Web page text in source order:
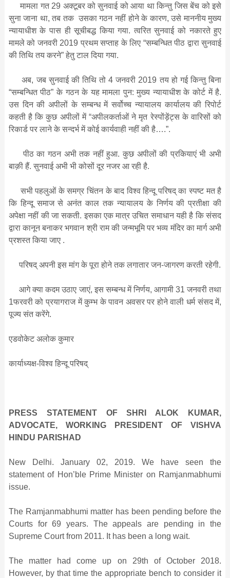
मामला गत 29 अक्टूबर को सुनवाई को आया था किन्तु जिस बेंच को इसे
सुना जाना था, तब तक उसका गठन नहीं होने के कारण, उसे माननीय मुख्य
न्यायाधीश के पास ही सूचीबद्ध किया गया. त्वरित सुनवाई को नकारते हुए
मामले को जनवरी 2019 प्रथम सप्ताह के लिए “सम्बन्धित पीठ द्वारा सुनवाई
की तिथि तय करने” हेतु टाल दिया गया.
अब, जब सुनवाई की तिथि तो 4 जनवरी 2019 तय हो गई किन्तु बिना
“सम्बन्धित पीठ” के गठन के यह मामला पुन: मुख्य न्यायाधीश के कोर्ट में है.
उस दिन की अपीलों के सम्बन्ध में सर्वोच्च न्यायालय कार्यालय की रिपोर्ट
कहती है कि कुछ अपीलों में “अपीलकर्ताओं ने मृत रेस्पोंड़ेंट्स के वारिसों को
रिकार्ड पर लाने के सन्दर्भ में कोई कार्यवाही नहीं की है….”.
पीठ का गठन अभी तक नहीं हुआ. कुछ अपीलों की प्रकियाएं भी अभी
बाक़ी हैं. सुनवाई अभी भी कोसों दूर नजर आ रही है.
सभी पहलुओं के समग्र चिंतन के बाद विश्व हिन्दू परिषद् का स्पष्ट मत है
कि हिन्दू समाज से अनंत काल तक न्यायालय के निर्णय की प्रतीक्षा की
अपेक्षा नहीं की जा सकती. इसका एक मात्र उचित समाधान यही है कि संसद
द्वारा कानून बनाकर भगवान श्री राम की जन्मभूमि पर भव्य मंदिर का मार्ग अभी
प्रशस्त किया जाए .
परिषद् अपनी इस मांग के पूरा होने तक लगातार जन-जागरण करती रहेगी.
आगे क्या कदम उठाए जाएं, इस सम्बन्ध में निर्णय, आगामी 31 जनवरी तथा
1फरवरी को प्रयागराज में कुम्भ के पावन अवसर पर होने वाली धर्म संसद में,
पूज्य संत करेंगे.
एडवोकेट अलोक कुमार
कार्याध्यक्ष-विश्व हिन्दू परिषद्
PRESS STATEMENT OF SHRI ALOK KUMAR,
ADVOCATE, WORKING PRESIDENT OF VISHVA
HINDU PARISHAD
New Delhi. January 02, 2019. We have seen the
statement of Hon’ble Prime Minister on Ramjanmabhumi
issue.
The Ramjanmabhumi matter has been pending before the
Courts for 69 years. The appeals are pending in the
Supreme Court from 2011. It has been a long wait.
The matter had come up on 29th of October 2018.
However, by that time the appropriate bench to consider it